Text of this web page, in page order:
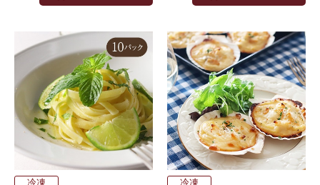
冷凍 冷凍